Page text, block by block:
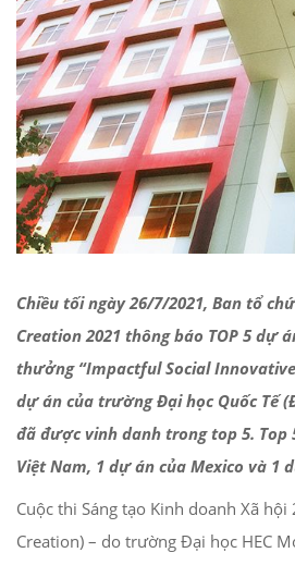
Chiều tối ngày 26/7/2021, Ban tổ
Creation 2021 thông báo TOP 5 dự
thưởng “Impactful Social
dự án của trường Đại học Quốc Tế
đã được vinh danh trong top 5. Top
Việt Nam, 1 dự án của Mexico và 1
Cuộc thi Sáng tạo Kinh doanh Xã hội
Creation) – do trường Đại học HEC